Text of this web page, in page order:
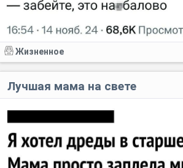
Жизненное
Лучшая мама на свете